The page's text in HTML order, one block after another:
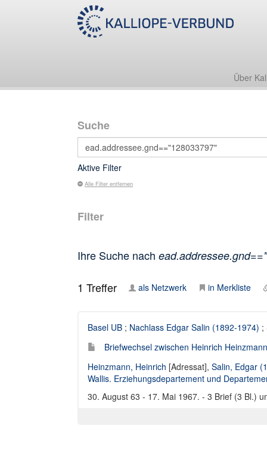
Über
Suche
Aktive Filter
Alle Filter entfernen
Filter
Ihre Suche nach
1 Treffer als Netzwerk in Merkliste
Basel UB ; Nachlass Edgar Salin (1892-1974) ;
Briefwechsel zwischen Heinrich
Heinzmann, Heinrich [Adressat], Salin, Edgar
Wallis. Erziehungsdepartement und
30. August 63 - 17. Mai 1967. - 3 Brief (3 Bl.)